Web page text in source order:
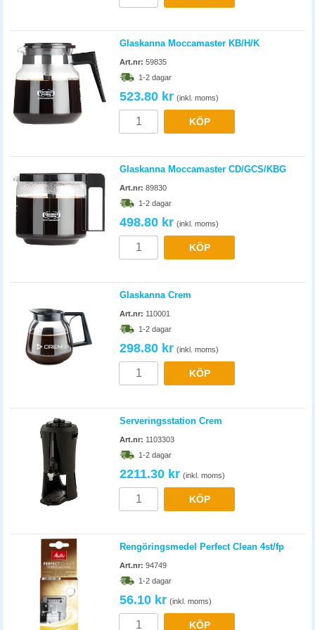
kopparna. Saknar du något i den här kategorin, eller har några som helst
Glaskanna Moccamaster KB/H/K
Art.nr: 59835
1-2 dagar
523.80 kr (inkl. moms)
KÖP
Glaskanna Moccamaster CD/GCS/KBG
Art.nr: 89830
1-2 dagar
498.80 kr (inkl. moms)
KÖP
Glaskanna Crem
Art.nr: 110001
1-2 dagar
298.80 kr (inkl. moms)
KÖP
Serveringsstation Crem
Art.nr: 1103303
1-2 dagar
2211.30 kr (inkl. moms)
KÖP
Rengöringsmedel Perfect Clean 4st/fp
Art.nr: 94749
1-2 dagar
56.10 kr (inkl. moms)
KÖP